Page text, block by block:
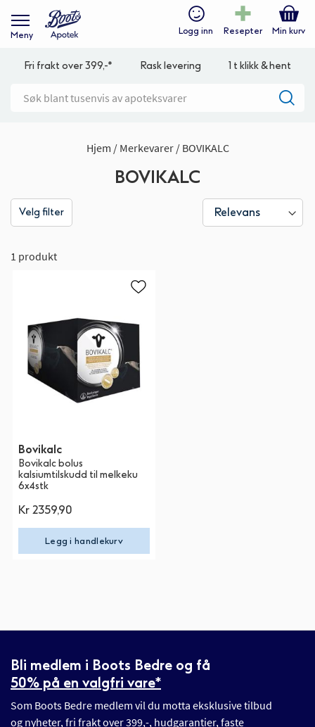
Meny Logg inn Resepter Min kurv
Fri frakt over 399,-* Rask levering 1 t klikk & hent
Hjem Merkevarer BOVIKALC
BOVIKALC
Velg filter
1 produkt
Bovikalc
Bovikalc bolus
kalsiumtilskudd til melkeku
6x4stk
Kr 2359,90
Legg i handlekurv
Bli medlem i Boots Bedre og få
50% på en valgfri vare*
Som Boots Bedre medlem vil du motta eksklusive tilbud
og nyheter, fri frakt over 399,-, hudgarantier, faste